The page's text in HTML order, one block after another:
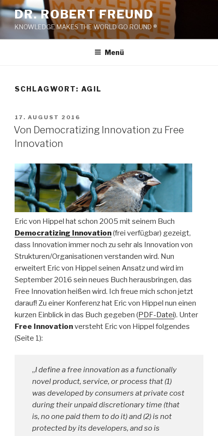
Zum
Inhalt
springen
DR. ROBERT FREUND
KNOWLEDGE MAKES THE WORLD GO ROUND ®
Menü
SCHLAGWORT: AGIL
VERÖFFENTLICHT
AM
17. AUGUST 2016
Von Democratizing Innovation zu Free
Innovation
Eric von Hippel hat schon 2005 mit seinem Buch
Democratizing Innovation(frei verfügbar) gezeigt,
dass Innovation immer noch zu sehr als Innovation von
Strukturen/Organisationen verstanden wird. Nun
erweitert Eric von Hippel seinen Ansatz und wird im
September 2016 sein neues Buch herausbringen, das
Free Innovation heißen wird. Ich freue mich schon jetzt
darauf! Zu einer Konferenz hat Eric von Hippel nun einen
kurzen Einblick in das Buch gegeben (PDF-Datei). Unter
Free Innovationversteht Eric von Hippel folgendes
(Seite 1):
„I define a free innovation as a functionally
novel product, service, or process that (1)
was developed by consumers at private cost
during their unpaid discretionary time (that
is, no one paid them to do it) and (2) is not
protected by its developers, and so is